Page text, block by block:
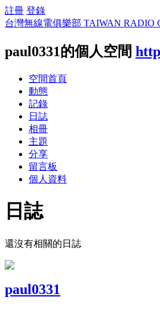
註冊 登錄
台灣無線電俱樂部 TAIWAN RADIO
paul0331的個人空間
空間首頁
動態
記錄
日誌
相冊
主題
分享
留言板
個人資料
日誌
還沒有相關的日誌
paul0331